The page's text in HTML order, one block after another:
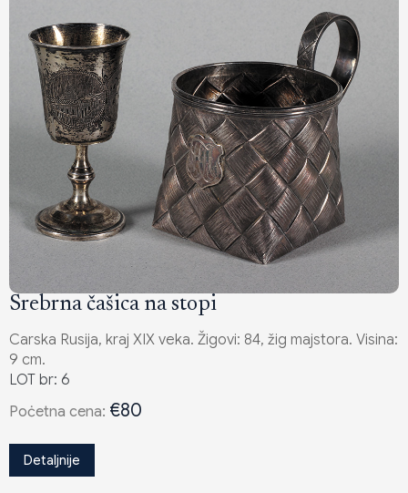
Srebrna čašica na stopi
Carska Rusija, kraj XIX veka. Žigovi: 84, žig majstora. Visina:
9 cm.
LOT br: 6
Poċetna cena: €80
Detaljnije